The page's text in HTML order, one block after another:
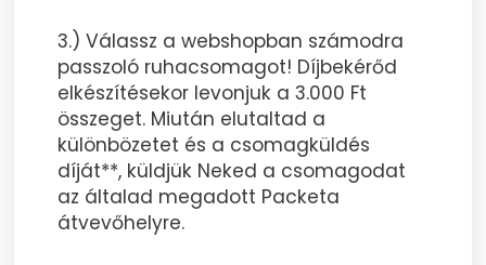
3.) Válassz a webshopban számodra
passzoló ruhacsomagot! Díjbekérőd
elkészítésekor levonjuk a 3.000 Ft
összeget. Miután elutaltad a
különbözetet és a csomagküldés
díját**, küldjük Neked a csomagodat
az általad megadott Packeta
átvevőhelyre.